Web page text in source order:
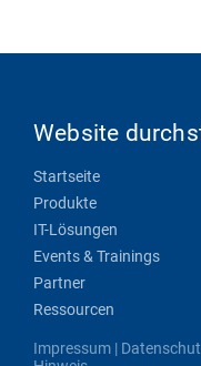
Website
Startseite
Produkte
IT-Lösungen
Events & Trainings
Partner
Ressourcen
Impressum |